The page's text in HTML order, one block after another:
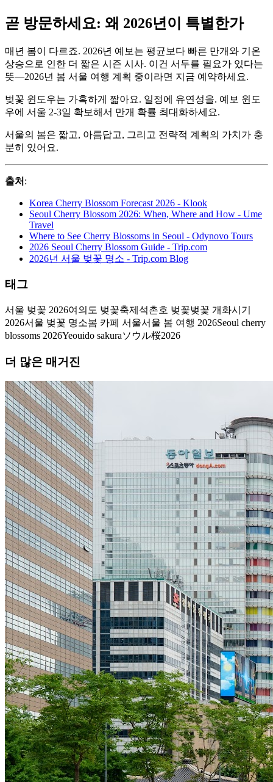
곧 방문하세요: 왜 2026년이 특별한가
매년 봄이 다르죠. 2026년 예보는 평균보다 빠른 만개와 기온
상승으로 인한 더 짧은 시즌 시사. 이건 서두를 필요가 있다는
뜻—2026년 봄 서울 여행 계획 중이라면 지금 예약하세요.
벚꽃 윈도우는 가혹하게 짧아요. 일정에 유연성을. 예보 윈도
우에 서울 2-3일 확보해서 만개 확률 최대화하세요.
서울의 봄은 짧고, 아름답고, 그리고 전략적 계획의 가치가 충
분히 있어요.
출처 :
Korea Cherry Blossom Forecast 2026 - Klook
Seoul Cherry Blossom 2026: When, Where and How - Ume
Travel
Where to See Cherry Blossoms in Seoul - Odynovo Tours
2026 Seoul Cherry Blossom Guide - Trip.com
2026년 서울 벚꽃 명소 - Trip.com Blog
태그
서울 벚꽃 2026여의도 벚꽃축제 석촌호 벚꽃벚꽃 개화시기
2026서울 벚꽃 명소봄 카페 서울서울 봄 여행 2026Seoul cherry
blossoms 2026Yeouido sakuraソウル桜2026
더 많은 매거진